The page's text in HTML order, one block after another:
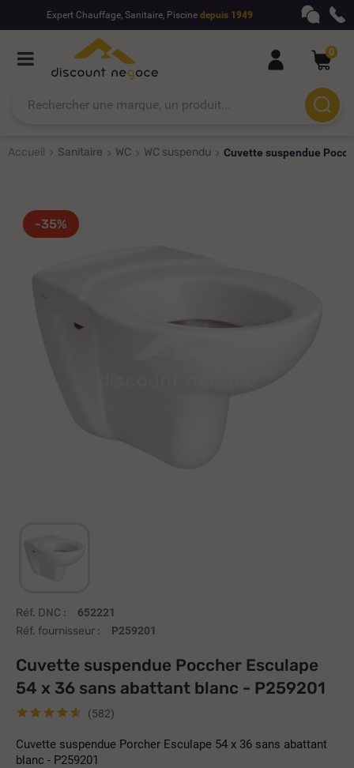
Expert Chauffage, Sanitaire, Piscine depuis 1949
0
Accueil Sanitaire WC WC suspendu Cuvette suspendue
-35%
Réf. DNC : 652221
Réf. fournisseur : P259201
Cuvette suspendue Poccher Esculape
54 x 36 sans abattant blanc - P259201
(582)
Cuvette suspendue Porcher Esculape 54 x 36 sans abattant
blanc - P259201